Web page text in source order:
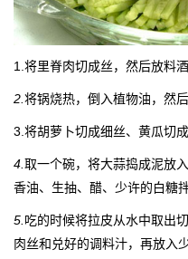
1.将里脊肉切成丝，然后放料
2.将锅烧热，倒入植物油，然
3.将胡萝卜切成细丝、黄瓜切
4.取一个碗，将大蒜捣成泥放
香油、生抽、醋、少许的白糖
5.吃的时候将拉皮从水中取出
肉丝和兑好的调料汁，再放入